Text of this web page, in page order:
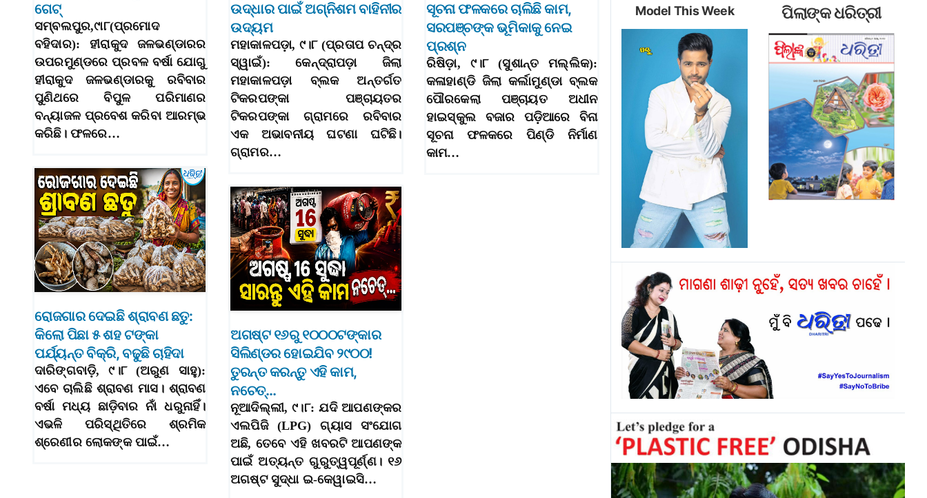
ଗେଟ୍‌
ସମ୍ବଲପୁର,୯ା୮(ପ୍ରମୋଦ
ବହିଦାର): ହୀରାକୁଦ ଜଳଭଣ୍ଡାରର
ଉପରମୁଣ୍ଡରେ ପ୍ରବଳ ବର୍ଷା ଯୋଗୁ
ହୀରାକୁଦ ଜଳଭଣ୍ଡାରକୁ ରବିବାର
ପୁଣିଥରେ ବିପୁଳ ପରିମାଣର
ବନ୍ୟାଜଳ ପ୍ରବେଶ କରିବା ଆରମ୍ଭ
କରିଛି। ଫଳରେ…
ଉଦ୍ଧାର ପାଇଁ ଅଗ୍ନିଶମ ବାହିନୀର
ଉଦ୍ୟମ
ମହାକାଳପଡ଼ା, ୯।୮ (ପ୍ରତାପ ଚନ୍ଦ୍ର
ସ୍ୱାଇଁ): କେନ୍ଦ୍ରାପଡ଼ା ଜିଲା
ମହାକାଳପଡ଼ା ବ୍ଲକ ଅନ୍ତର୍ଗତ
ଟିକରପଙ୍କା ପଞ୍ଚାୟତର
ଟିକରପଙ୍କା ଗ୍ରାମରେ ରବିବାର
ଏକ ଅଭାବନୀୟ ଘଟଣା ଘଟିଛି।
ଗ୍ରାମର…
ସୂଚନା ଫଳକରେ ଚାଲିଛି କାମ,
ସରପଞ୍ଚଙ୍କ ଭୂମିକାକୁ ନେଇ
ପ୍ରଶ୍ନ
ରିଷିଡ଼ା, ୯।୮ (ସୁଶାନ୍ତ ମଲ୍ଲିକ):
କଳାହାଣ୍ଡି ଜିଲା କର୍ଲାମୁଣ୍ଡା ବ୍ଲକ
ପୌରକେଲା ପଞ୍ଚାୟତ ଅଧୀନ
ହାଇସ୍କୁଲ ବଜାର ପଡ଼ିଆରେ ବିନା
ସୂଚନା ଫଳକରେ ପିଣ୍ଡି ନିର୍ମାଣ
କାମ…
ରୋଜଗାର ଦେଇଛି ଶ୍ରାବଣ ଛତୁ:
କିଲୋ ପିଛା ୫ ଶହ ଟଙ୍କା
ପର୍ଯ୍ୟନ୍ତ ବିକ୍ରି, ବଢୁଛି ଚାହିଦା
ଦାରିଙ୍ଗବାଡ଼ି, ୯।୮ (ଅରୁଣ ସାହୁ):
ଏବେ ଚାଲିଛି ଶ୍ରାବଣ ମାସ। ଶ୍ରାବଣ
ବର୍ଷା ମଧ୍ୟ ଛାଡ଼ିବାର ନାଁ ଧରୁନାହିଁ।
ଏଭଳି ପରିସ୍ଥିତିରେ ଶ୍ରମିକ
ଶ୍ରେଣୀର ଲୋକଙ୍କ ପାଇଁ…
ଅଗଷ୍ଟ ୧୬ରୁ ୧୦୦୦ଟଙ୍କାର
ସିଲିଣ୍ଡର ହୋଇଯିବ ୨୯୦୦!
ତୁରନ୍ତ କରନ୍ତୁ ଏହି କାମ,
ନଚେତ୍‌…
ନୂଆଦିଲ୍ଲୀ, ୯।୮: ଯଦି ଆପଣଙ୍କର
ଏଲପିଜି (LPG) ଗ୍ୟାସ ସଂଯୋଗ
ଅଛି, ତେବେ ଏହି ଖବରଟି ଆପଣଙ୍କ
ପାଇଁ ଅତ୍ୟନ୍ତ ଗୁରୁତ୍ୱପୂର୍ଣ୍ଣ। ୧୬
ଅଗଷ୍ଟ ସୁଦ୍ଧା ଇ-କେୱାଇସି…
Model This Week ପିଲାଙ୍କ ଧରିତ୍ରୀ